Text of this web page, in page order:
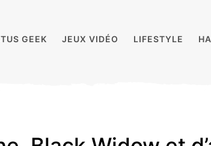
GEEK JEUX VIDÉO LIFESTYLE